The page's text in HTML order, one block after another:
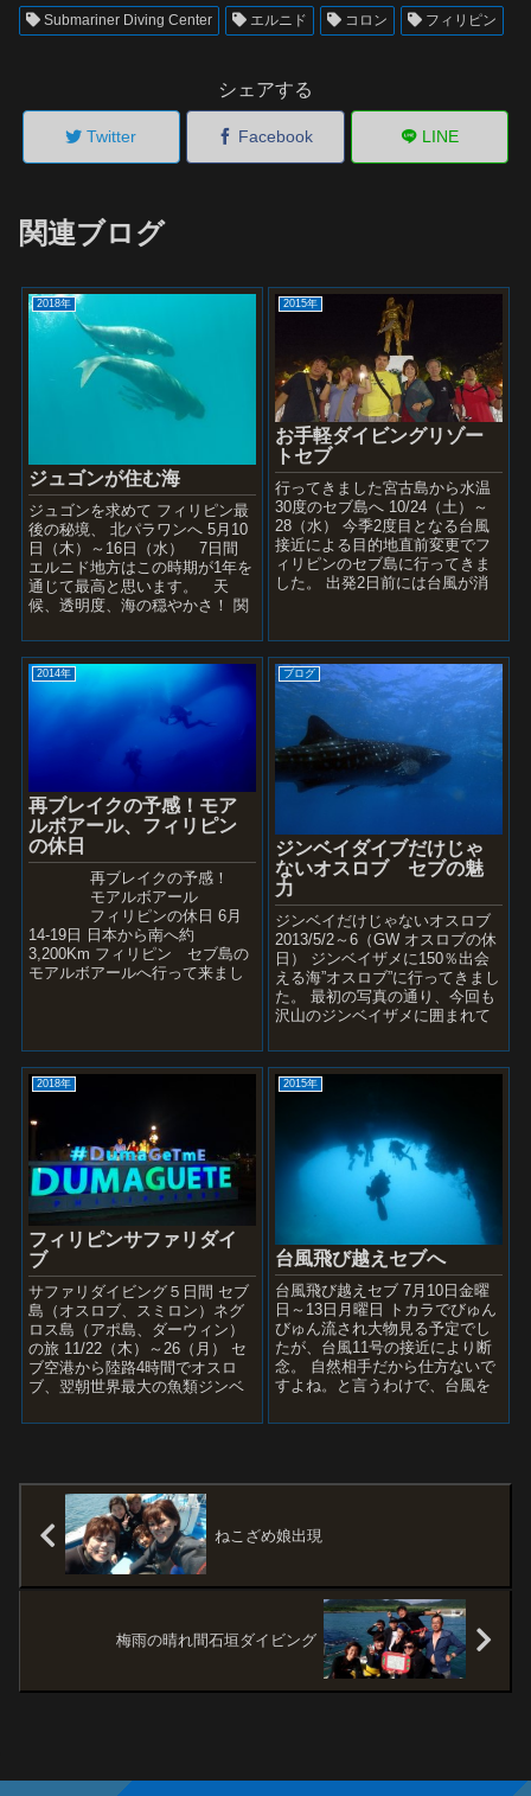
Submariner Diving Center エルニド コロン フィリピン
シェアする
Twitter Facebook LINE
関連ブログ
2018年
ジュゴンが住む海
ジュゴンを求めて フィリピン最
後の秘境、 北パラワンへ 5月10
日（木）～16日（水） 7日間
エルニド地方はこの時期が1年を
通じて最高と思います。 天
候、透明度、海の穏やかさ！ 関
ラ又はセブで...
2015年
お手軽ダイビングリゾー
トセブ
行ってきました宮古島から水温
30度のセブ島へ 10/24（土）～
28（水） 今季2度目となる台風
接近による目的地直前変更でフ
ィリピンのセブ島に行ってきま
した。 出発2日前には台風が消
2014年
再ブレイクの予感！モア
ルボアール、フィリピン
の休日
再ブレイクの予感！
モアルボアール
フィリピンの休日 6月
14-19日 日本から南へ約
3,200Km フィリピン セブ島の
モアルボアールへ行って来まし
ブログ
ジンベイダイブだけじゃ
ないオスロブ セブの魅
力
ジンベイだけじゃないオスロブ
2013/5/2～6（GW オスロブの休
日） ジンベイザメに150％出会
える海”オスロブ”に行ってきまし
た。 最初の写真の通り、今回も
沢山のジンベイザメに囲まれて
たよ。...
2018年
フィリピンサファリダイ
ブ
サファリダイビング５日間 セブ
島（オスロブ、スミロン）ネグ
ロス島（アポ島、ダーウィン）
の旅 11/22（木）～26（月） セ
ブ空港から陸路4時間でオスロ
ブ、翌朝世界最大の魚類ジンベ
のスミロンでギンガメの...
2015年
台風飛び越えセブへ
台風飛び越えセブ 7月10日金曜
日～13日月曜日 トカラでびゅん
びゅん流され大物見る予定でし
たが、台風11号の接近により断
念。 自然相手だから仕方ないで
すよね。と言うわけで、台風を
へ行ってきました。 ...
ねこざめ娘出現
梅雨の晴れ間石垣ダイビング